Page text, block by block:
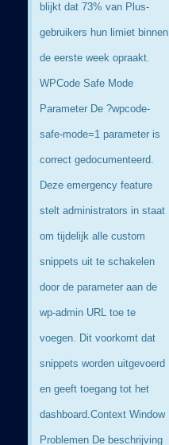
blijkt dat 73% van Plus-
gebruikers hun limiet binnen
de eerste week opraakt. ​
WPCode Safe Mode
Parameter De ?wpcode-
safe-mode=1 parameter is
correct gedocumenteerd.
Deze emergency feature
stelt administrators in staat
om tijdelijk alle custom
snippets uit te schakelen
door de parameter aan de
wp-admin URL toe te
voegen. Dit voorkomt dat
snippets worden uitgevoerd
en geeft toegang tot het
dashboard. ​ ​ Context Window
Problemen De beschrijving